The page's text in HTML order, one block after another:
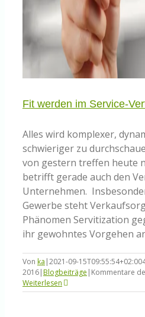
Fit werden im Service-
Alles wird komplexer,
schwieriger zu
von gestern treffen heute
betrifft gerade auch den
Unternehmen.
Gewerbe steht
Phänomen Servitization
ihr gewohntes Vorgehen
Von ka |2021-09-15T09:55:54+02:00
2016|Blogbeiträge | Kommentare
Weiterlesen